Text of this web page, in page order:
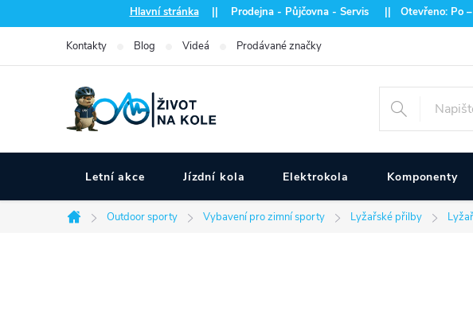
na
Hlavní stránka|| Prodejna - Půjčovna - Servis || Otevřeno: Po –
Kontakty Blog Videá Prodávané značky
Letní akce Jízdní kola Elektrokola Komponenty
Domů
Outdoor sporty Vybavení pro zimní sporty Lyžařské přilby